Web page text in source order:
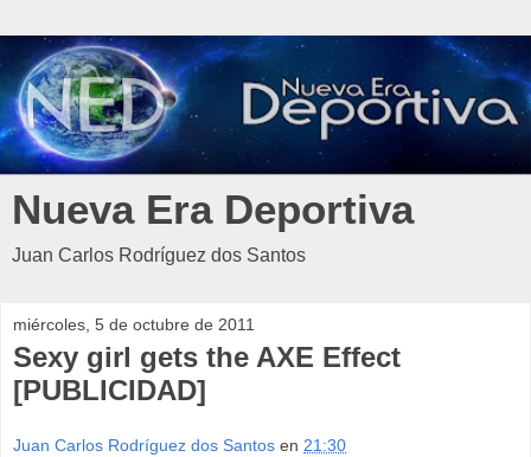
Nueva Era Deportiva
Juan Carlos Rodríguez dos Santos
miércoles, 5 de octubre de 2011
Sexy girl gets the AXE Effect
[PUBLICIDAD]
Juan Carlos Rodríguez dos Santos en 21:30